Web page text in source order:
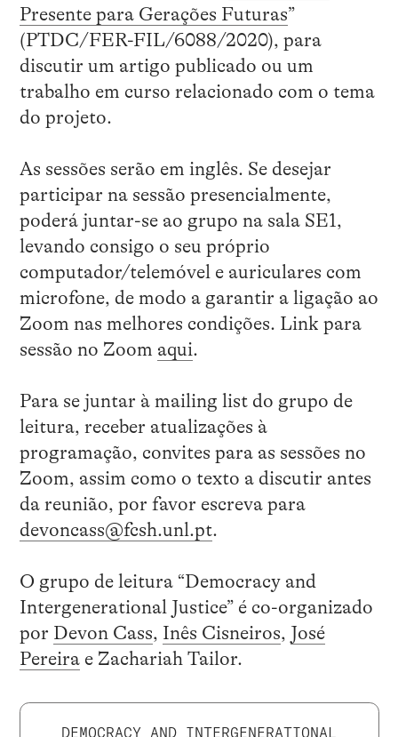
Presente para Gerações Futuras”
(PTDC/FER-FIL/6088/2020), para
discutir um artigo publicado ou um
trabalho em curso relacionado com o tema
do projeto.
As sessões serão em inglês. Se desejar
participar na sessão presencialmente,
poderá juntar-se ao grupo na sala SE1,
levando consigo o seu próprio
computador/telemóvel e auriculares com
microfone, de modo a garantir a ligação ao
Zoom nas melhores condições. Link para
sessão no Zoom aqui.
Para se juntar à mailing list do grupo de
leitura, receber atualizações à
programação, convites para as sessões no
Zoom, assim como o texto a discutir antes
da reunião, por favor escreva para
devoncass@fcsh.unl.pt.
O grupo de leitura “Democracy and
Intergenerational Justice” é co-organizado
por Devon Cass, Inês Cisneiros, José
Pereirae Zachariah Tailor.
DEMOCRACY AND INTERGENERATIONAL